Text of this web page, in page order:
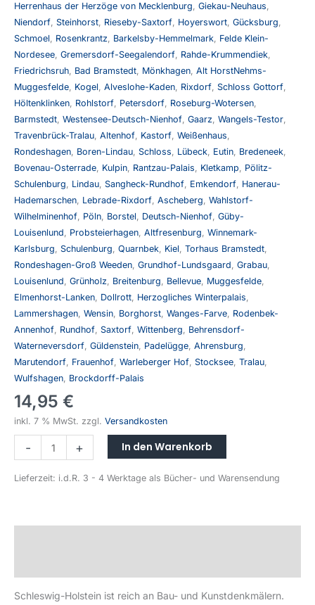
Herrenhaus der Herzöge von Mecklenburg, Giekau-Neuhaus,
Niendorf, Steinhorst, Rieseby-Saxtorf, Hoyerswort, Gücksburg,
Schmoel, Rosenkrantz, Barkelsby-Hemmelmark, Felde Klein-
Nordesee, Gremersdorf-Seegalendorf, Rahde-Krummendiek,
Friedrichsruh, Bad Bramstedt, Mönkhagen, Alt HorstNehms-
Muggesfelde, Kogel, Alveslohe-Kaden, Rixdorf, Schloss Gottorf,
Höltenklinken, Rohlstorf, Petersdorf, Roseburg-Wotersen,
Barmstedt, Westensee-Deutsch-Nienhof, Gaarz, Wangels-Testor,
Travenbrück-Tralau, Altenhof, Kastorf, Weißenhaus,
Rondeshagen, Boren-Lindau, Schloss, Lübeck, Eutin, Bredeneek,
Bovenau-Osterrade, Kulpin, Rantzau-Palais, Kletkamp, Pölitz-
Schulenburg, Lindau, Sangheck-Rundhof, Emkendorf, Hanerau-
Hademarschen, Lebrade-Rixdorf, Ascheberg, Wahlstorf-
Wilhelminenhof, Pöln, Borstel, Deutsch-Nienhof, Güby-
Louisenlund, Probsteierhagen, Altfresenburg, Winnemark-
Karlsburg, Schulenburg, Quarnbek, Kiel, Torhaus Bramstedt,
Rondeshagen-Groß Weeden, Grundhof-Lundsgaard, Grabau,
Louisenlund, Grünholz, Breitenburg, Bellevue, Muggesfelde,
Elmenhorst-Lanken, Dollrott, Herzogliches Winterpalais,
Lammershagen, Wensin, Borghorst, Wanges-Farve, Rodenbek-
Annenhof, Rundhof, Saxtorf, Wittenberg, Behrensdorf-
Waterneversdorf, Güldenstein, Padelügge, Ahrensburg,
Marutendorf, Frauenhof, Warleberger Hof, Stocksee, Tralau,
Wulfshagen, Brockdorff-Palais
14,95 €
inkl. 7 % MwSt. zzgl. Versandkosten
- + In den Warenkorb
Lieferzeit: i.d.R. 3 - 4 Werktage als Bücher- und Warensendung
Schleswig-Holstein ist reich an Bau- und Kunstdenkmälern.